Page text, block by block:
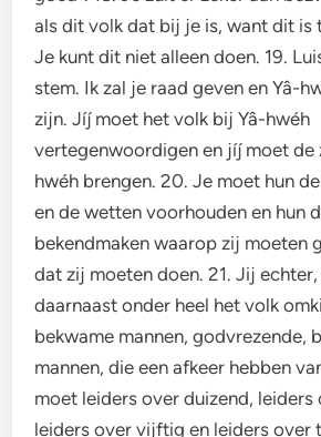
als dit volk dat bij je is, want dit is
Je kunt dit niet alleen doen. 19.
stem. Ik zal je raad geven en Yâ-
zijn. Jíj moet het volk bij Yâ-hwéh
vertegenwoordigen en jíj moet de
hwéh brengen. 20. Je moet hun
en de wetten voorhouden en hun
bekendmaken waarop zij moeten
dat zij moeten doen. 21. Jij
daarnaast onder heel het volk
bekwame mannen, godvrezende,
mannen, die een afkeer hebben
moet leiders over duizend, leiders
leiders over vijftig en leiders over